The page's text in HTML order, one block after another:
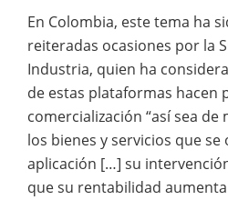
En Colombia, este tema ha
reiteradas ocasiones por la
Industria, quien ha
de estas plataformas hacen
comercialización “así sea
los bienes y servicios que se
aplicación […] su
que su rentabilidad